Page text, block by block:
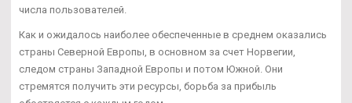
числа пользователей.
Как и ожидалось наиболее обеспеченные в среднем оказались
страны Северной Европы, в основном за счет Норвегии,
следом страны Западной Европы и потом Южной. Они
стремятся получить эти ресурсы, борьба за прибыль